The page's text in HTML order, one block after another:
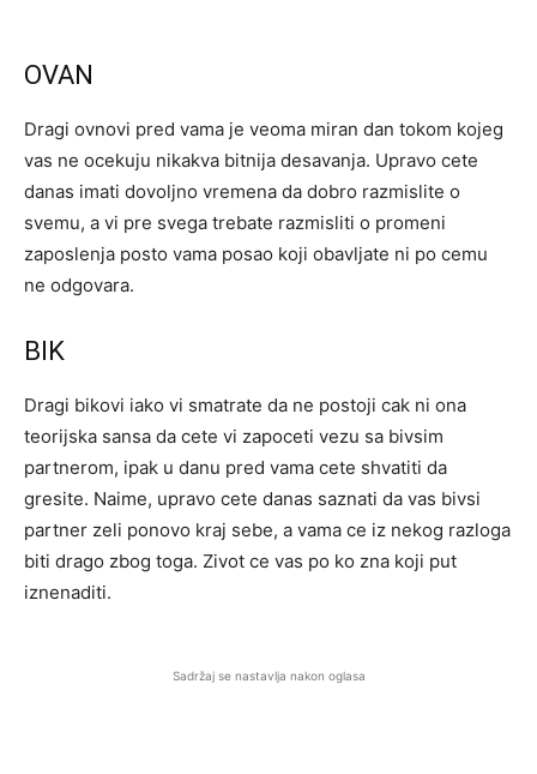
OVAN
Dragi ovnovi pred vama je veoma miran dan tokom kojeg
vas ne ocekuju nikakva bitnija desavanja. Upravo cete
danas imati dovoljno vremena da dobro razmislite o
svemu, a vi pre svega trebate razmisliti o promeni
zaposlenja posto vama posao koji obavljate ni po cemu
ne odgovara.
BIK
Dragi bikovi iako vi smatrate da ne postoji cak ni ona
teorijska sansa da cete vi zapoceti vezu sa bivsim
partnerom, ipak u danu pred vama cete shvatiti da
gresite. Naime, upravo cete danas saznati da vas bivsi
partner zeli ponovo kraj sebe, a vama ce iz nekog razloga
biti drago zbog toga. Zivot ce vas po ko zna koji put
iznenaditi.
Sadržaj se nastavlja nakon oglasa